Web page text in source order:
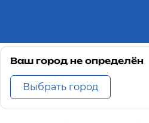
Ваш город не определён
Выбрать город